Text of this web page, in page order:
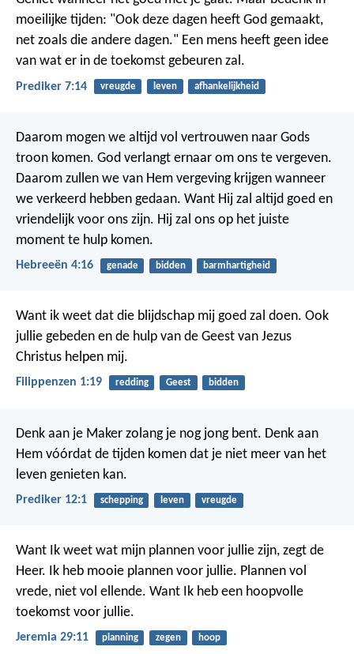
moeilijke tijden: "Ook deze dagen heeft God gemaakt,
net zoals die andere dagen." Een mens heeft geen idee
van wat er in de toekomst gebeuren zal.
Prediker 7:14 vreugde leven afhankelijkheid
Daarom mogen we altijd vol vertrouwen naar Gods
troon komen. God verlangt ernaar om ons te vergeven.
Daarom zullen we van Hem vergeving krijgen wanneer
we verkeerd hebben gedaan. Want Hij zal altijd goed en
vriendelijk voor ons zijn. Hij zal ons op het juiste
moment te hulp komen.
Hebreeën 4:16 genade bidden barmhartigheid
Want ik weet dat die blijdschap mij goed zal doen. Ook
jullie gebeden en de hulp van de Geest van Jezus
Christus helpen mij.
Filippenzen 1:19 redding Geest bidden
Denk aan je Maker zolang je nog jong bent. Denk aan
Hem vóórdat de tijden komen dat je niet meer van het
leven genieten kan.
Prediker 12:1 schepping leven vreugde
Want Ik weet wat mijn plannen voor jullie zijn, zegt de
Heer. Ik heb mooie plannen voor jullie. Plannen vol
vrede, niet vol ellende. Want Ik heb een hoopvolle
toekomst voor jullie.
Jeremia 29:11 planning zegen hoop